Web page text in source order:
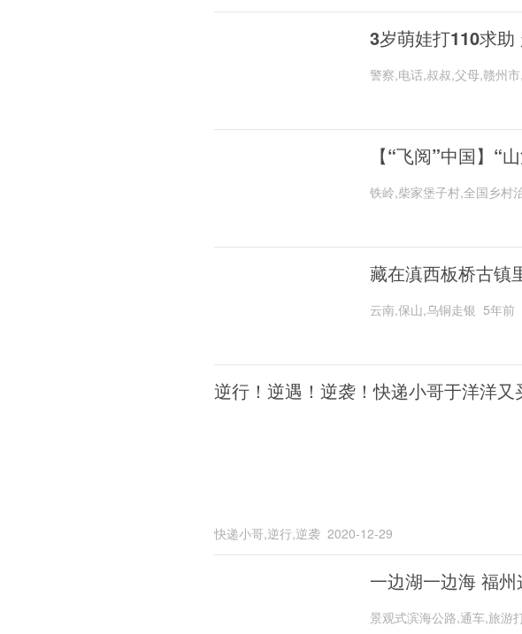
3岁萌娃打110求
警察,电话,叔叔,父母,赣州
【“飞阅”中国】“
铁岭,柴家堡子村,全国乡村
藏在滇西板桥古镇
云南,保山,乌铜走银 5年前
逆行！逆遇！逆袭！快递小哥于洋洋又
快递小哥,逆行,逆袭 2020-12-29
一边湖一边海 福
景观式滨海公路,通车,旅游